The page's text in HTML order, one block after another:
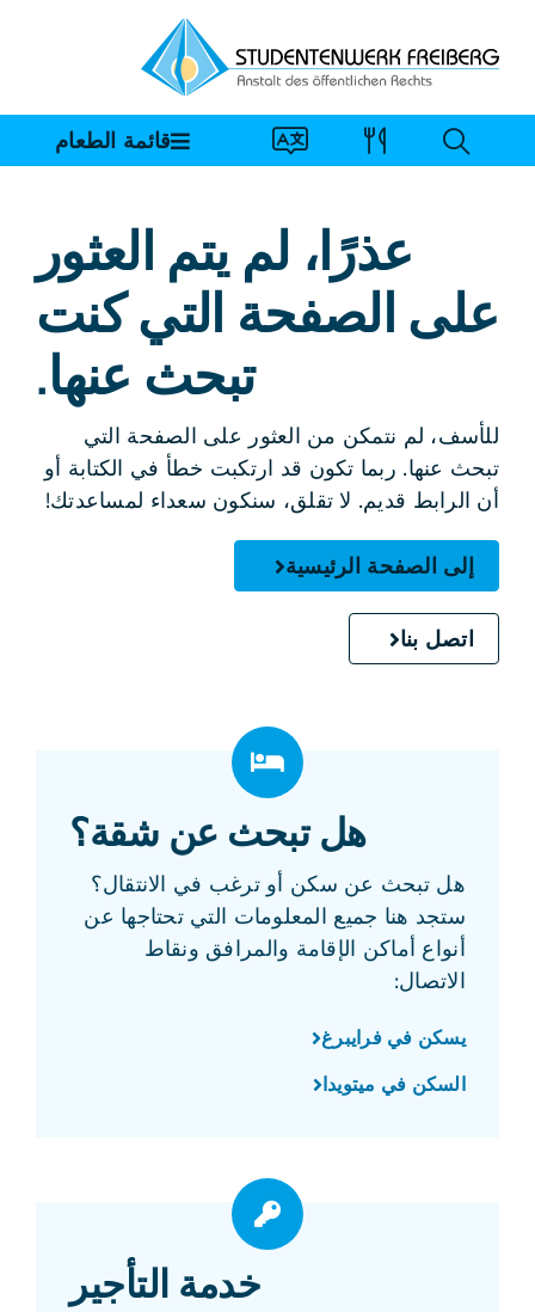
قائمة الطعام
عذرًا، لم يتم العثور
على الصفحة التي كنت
تبحث عنها.
للأسف، لم نتمكن من العثور على الصفحة التي
تبحث عنها. ربما تكون قد ارتكبت خطأ في الكتابة أو
أن الرابط قديم. لا تقلق، سنكون سعداء لمساعدتك!
إلى الصفحة الرئيسية
اتصل بنا
هل تبحث عن شقة؟
هل تبحث عن سكن أو ترغب في الانتقال؟
ستجد هنا جميع المعلومات التي تحتاجها عن
أنواع أماكن الإقامة والمرافق ونقاط
الاتصال:
يسكن في فرايبرغ
السكن في ميتويدا
خدمة التأجير